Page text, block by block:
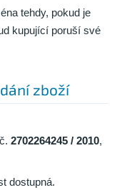
tehdy, pokud je
kupující poruší své
zboží
2702264245 / 2010,
dostupná.